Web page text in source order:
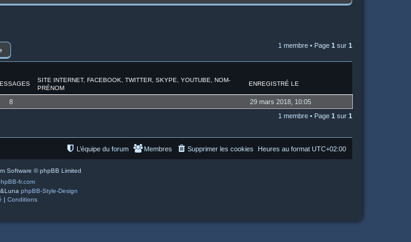
1 membre • Page 1 sur 1
SITE INTERNET, FACEBOOK, TWITTER, SKYPE, YOUTUBE, NOM-
PRÉNOM
ENREGISTRÉ LE
8
29 mars 2018, 10:05
1 membre • Page 1 sur 1
Heures au format UTC+02:00
Supprimer les cookies
Membres
L’équipe du forum
Software © phpBB Limited
fr.com
phpBB-Style-Design
| Conditions